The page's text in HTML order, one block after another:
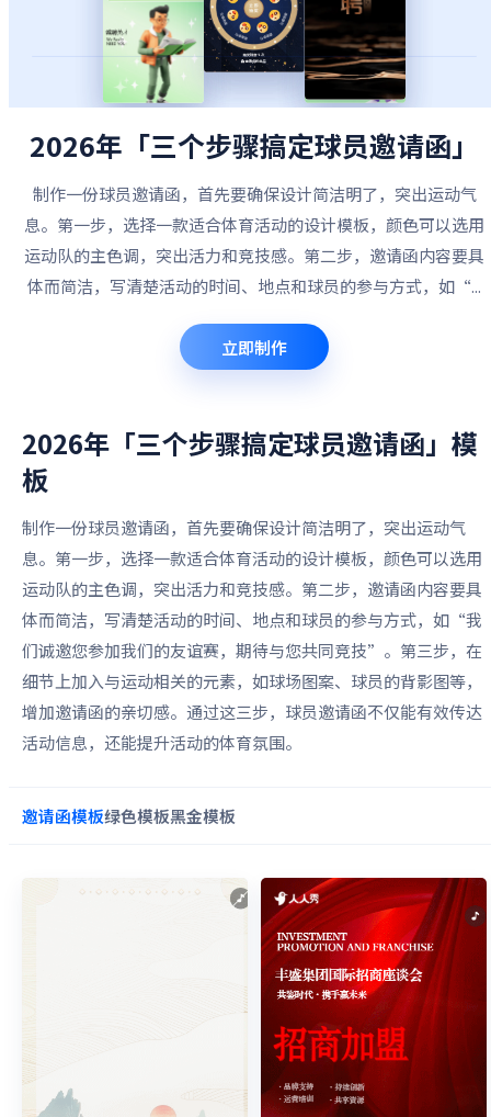
2026年「三个步骤搞定球员邀请函」
制作一份球员邀请函，首先要确保设计简洁明了，突出运动气
息。第一步，选择一款适合体育活动的设计模板，颜色可以选用
运动队的主色调，突出活力和竞技感。第二步，邀请函内容要具
体而简洁，写清楚活动的时间、地点和球员的参与方式，如“...
立即制作
2026年「三个步骤搞定球员邀请函」 模
板
制作一份球员邀请函，首先要确保设计简洁明了，突出运动气
息。第一步，选择一款适合体育活动的设计模板，颜色可以选用
运动队的主色调，突出活力和竞技感。第二步，邀请函内容要具
体而简洁，写清楚活动的时间、地点和球员的参与方式，如“我
们诚邀您参加我们的友谊赛，期待与您共同竞技”。第三步，在
细节上加入与运动相关的元素，如球场图案、球员的背影图等，
增加邀请函的亲切感。通过这三步，球员邀请函不仅能有效传达
活动信息，还能提升活动的体育氛围。
邀请函模板绿色模板黑金模板